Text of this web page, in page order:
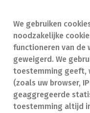
We gebruiken
noodzakelijke
functioneren van de
geweigerd. We
toestemming geeft,
(zoals uw browser,
geaggregeerde
toestemming altijd
Vind een
Onze expertise
Ziekten
Geneesmiddelen